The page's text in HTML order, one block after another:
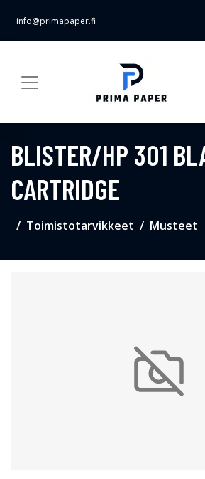
info@primapaper.fi
BLISTER/HP 301
CARTRIDGE
Toimistotarvikkeet Musteet